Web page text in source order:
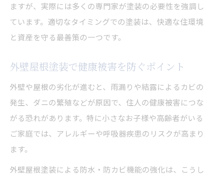
ますが、実際には多くの専門家が塗装の必要性を強調し
ています。適切なタイミングでの塗装は、快適な住環境
と資産を守る最善策の一つです。
外壁屋根塗装で健康被害を防ぐポイント
外壁や屋根の劣化が進むと、雨漏りや結露によるカビの
発生、ダニの繁殖などが原因で、住人の健康被害につな
がる恐れがあります。特に小さなお子様や高齢者がいる
ご家庭では、アレルギーや呼吸器疾患のリスクが高まり
ます。
外壁屋根塗装による防水・防カビ機能の強化は、こうし